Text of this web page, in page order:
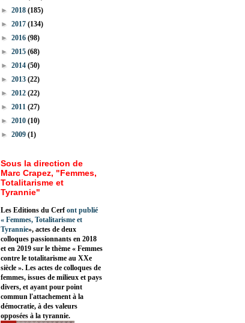
► 2018 (185)
► 2017 (134)
► 2016 (98)
► 2015 (68)
► 2014 (50)
► 2013 (22)
► 2012 (22)
► 2011 (27)
► 2010 (10)
► 2009 (1)
Sous la direction de
Marc Crapez, "Femmes,
Totalitarisme et
Tyrannie"
Les Editions du Cerfont publié
« Femmes, Totalitarisme et
Tyrannie», actes de deux
colloques passionnants en 2018
et en 2019 sur le thème « Femmes
contre le totalitarisme au XXe
siècle ». Les actes de colloques de
femmes, issues de milieux et pays
divers, et ayant pour point
commun l'attachement à la
démocratie, à des valeurs
opposées à la tyrannie.